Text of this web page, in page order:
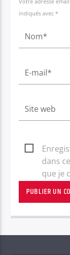
indiqués avec *
dans
que je